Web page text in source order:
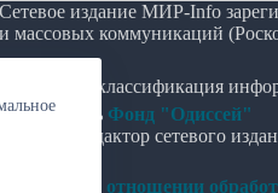
Сетевое издание МИР-Info
и массовых коммуникаций
Возрастная классификация
Фонд "Одиссей"
Главный редактор сетевого
Политика в отношении